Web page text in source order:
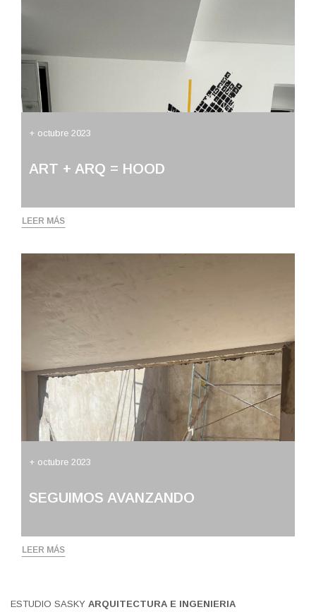
+ octubre 2023
ART + ARQ = HOOD
LEER MÁS
+ octubre 2023
SEGUIMOS AVANZANDO
LEER MÁS
ESTUDIO SASKY ARQUITECTURA E INGENIERIA